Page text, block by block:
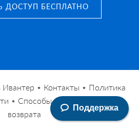
ДОСТУП БЕСПЛАТНО
Ивантер ⋆ Контакты ⋆ Политика
⋆ Способы оплаты⋆Условия
возврата
Поддержка